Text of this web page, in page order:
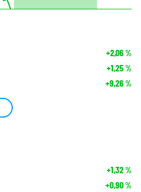
+2,06%
+1,25%
+9,26%
+1,32%
+0,90%